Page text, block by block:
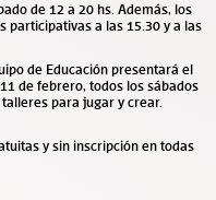
de 12 a 20 hs. Además, los
participativas a las 15.30 y a las
de Educación presentará el
de febrero, todos los sábados
para jugar y crear.
y sin inscripción en todas